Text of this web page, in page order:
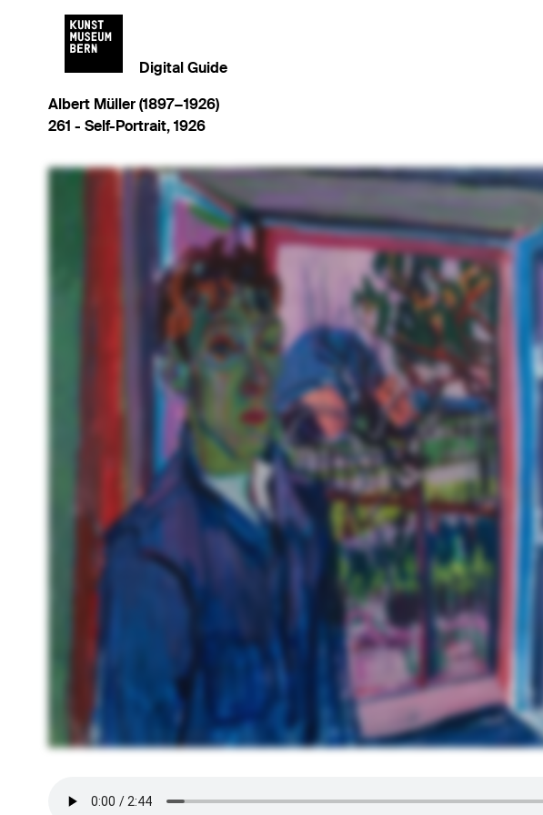
Digital Guide
Albert Müller (1897−1926)
261 - Self-Portrait, 1926